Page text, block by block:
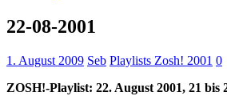
22-08-2001
1. August 2009 Seb Playlists Zosh! 2001 0
ZOSH!-Playlist: 22. August 2001, 21 bis